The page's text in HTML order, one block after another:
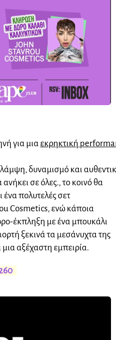
για μιαεκρηκτική
δυναμισμό και
σε όλες., το κοινό θα
ένα πολυτελές σετ
Cosmetics, ενώ κάποια
έκπληξη με ένα μπουκάλι
ξεκινά τα μεσάνυχτα της
αξέχαστη εμπειρία.